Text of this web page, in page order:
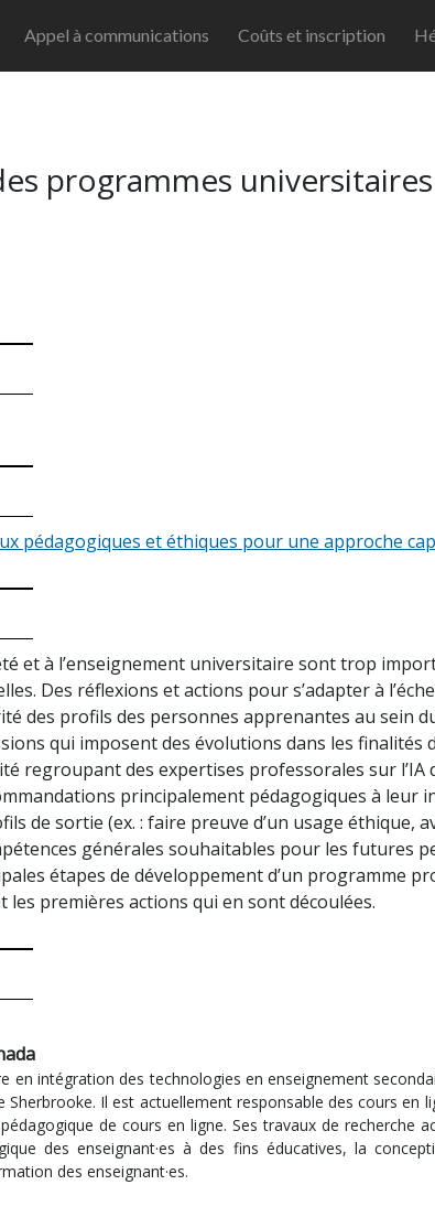
Appel à communications Coûts et inscription
programmes
pédagogiques et éthiques pour une approche
et à l’enseignement universitaire sont trop
Des réflexions et actions pour s’adapter à
des profils des personnes apprenantes au sein
qui imposent des évolutions dans les
regroupant des expertises professorales sur l’IA
principalement pédagogiques à leur
de sortie (ex. : faire preuve d’un usage éthique,
générales souhaitables pour les futures
étapes de développement d’un programme
premières actions qui en sont découlées.
en intégration des technologies en enseignement
Sherbrooke. Il est actuellement responsable des cours en
de cours en ligne. Ses travaux de recherche
des enseignant·es à des fins éducatives, la
des enseignant·es.